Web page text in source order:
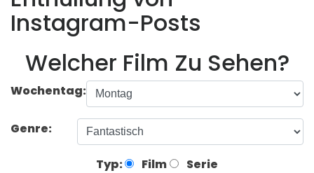
Instagram-Posts
Welcher Film Zu Sehen?
Wochentag:
Genre:
Typ: Film Serie